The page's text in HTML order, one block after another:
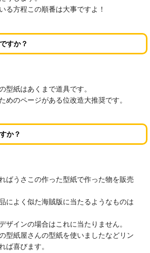
る方程この順番は大事ですよ！
すか？
型紙はあくまで道具です。
めのページがある位改造大推奨です。
か？
ばうさこの作った型紙で作った物を販売
によく似た海賊版に当たるようなものは
ザインの場合はこれに当たりません。
型紙屋さんの型紙を使いましたなどリン
ば喜びます。